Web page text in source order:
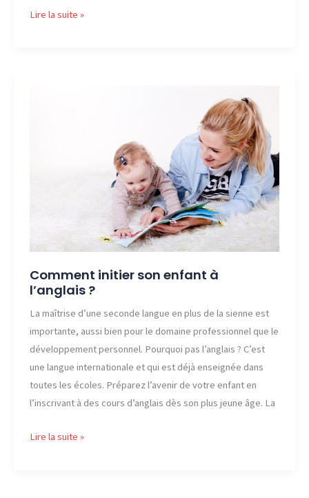
Une
Lire la suite »
Comment initier son enfant à
l’anglais ?
La maîtrise d’une seconde langue en plus de la sienne est
importante, aussi bien pour le domaine professionnel que le
développement personnel. Pourquoi pas l’anglais ? C’est
une langue internationale et qui est déjà enseignée dans
toutes les écoles. Préparez l’avenir de votre enfant en
l’inscrivant à des cours d’anglais dès son plus jeune âge. La
Comment
Lire la suite »